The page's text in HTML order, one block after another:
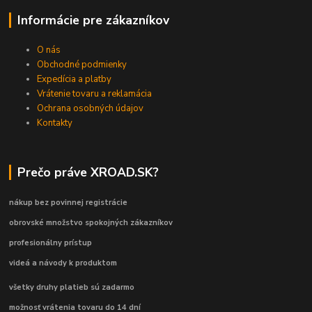
Informácie pre zákazníkov
O nás
Obchodné podmienky
Expedícia a platby
Vrátenie tovaru a reklamácia
Ochrana osobných údajov
Kontakty
Prečo práve XROAD.SK?
nákup bez povinnej registrácie
obrovské množstvo spokojných zákazníkov
profesionálny prístup
videá a návody k produktom
všetky druhy platieb sú zadarmo
možnosť vrátenia tovaru do 14 dní